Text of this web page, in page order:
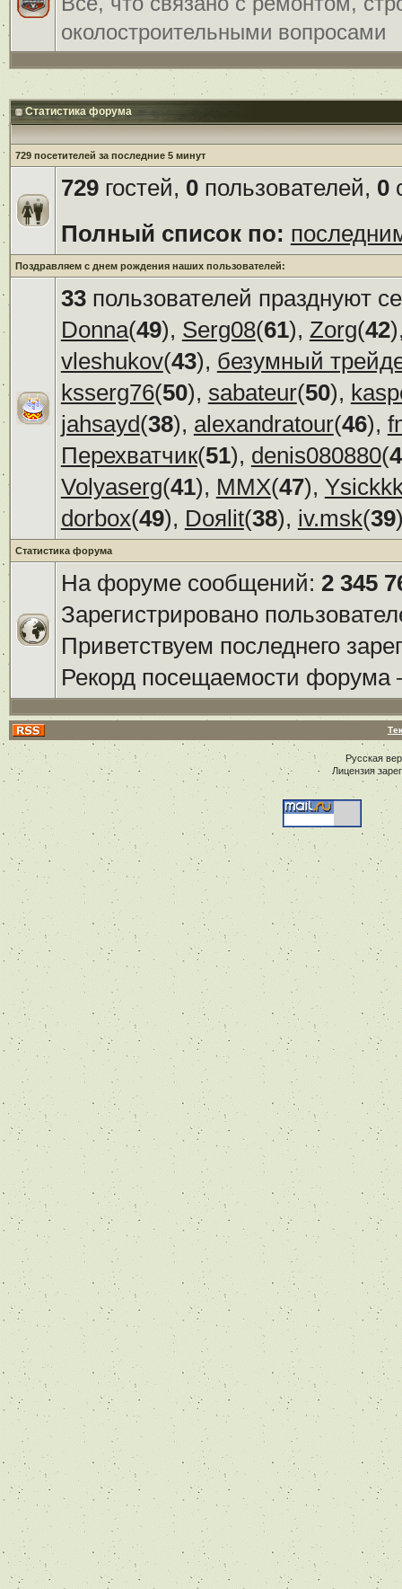
околостроительными вопросами
Статистика форума
729 посетителей за последние 5 минут
729гостей, 0пользователей, 0
Полный список по:
Поздравляем с днем рождения наших пользователей:
33пользователей празднуют
Donna(49), Serg08(61), Zorg(42
vleshukov(43), безумный
ksserg76(50), sabateur(50),
jahsayd(38), alexandratour(46),
Перехватчик(51), denis080880(
Volyaserg(41), ММХ(47),
dorbox(49), Doяlit(38), iv.msk(39
Статистика форума
На форуме сообщений: 2 345
Зарегистрировано
Приветствуем последнего
Рекорд посещаемости
Русская
Лицензия